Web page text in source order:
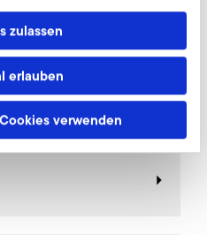
zulassen
erlauben
verwenden
HP 305/30